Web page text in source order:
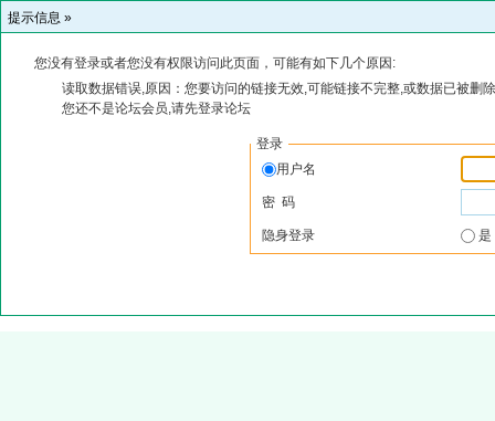
提示信息 »
您没有登录或者您没有权限访问此页面，可能有如下几个原因:
读取数据错误,原因：您要访问的链接无效,可能链接不完整,或数据已被删
您还不是论坛会员,请先登录论坛
登录
用户名
密 码
隐身登录